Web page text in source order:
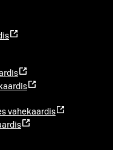
vahekaardis